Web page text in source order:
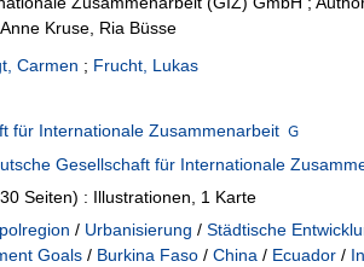
Kruse, Ria Büsse
Carmen ; Frucht, Lukas
für Internationale Zusammenarbeit
Gesellschaft für Internationale
Seiten) : Illustrationen, 1 Karte
/ Urbanisierung / Städtische
Goals / Burkina Faso / China / Ecuador /